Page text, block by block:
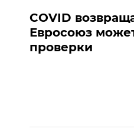
COVID
Евросоюз
проверки